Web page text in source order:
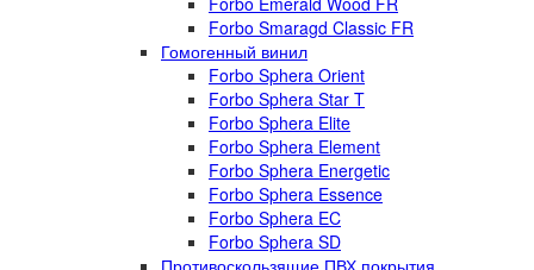
Forbo Smaragd Classic FR
Гомогенный винил
Forbo Sphera Orient
Forbo Sphera Star T
Forbo Sphera Elite
Forbo Sphera Element
Forbo Sphera Energetic
Forbo Sphera Essence
Forbo Sphera EC
Forbo Sphera SD
Противоскользящие ПВХ покрытия